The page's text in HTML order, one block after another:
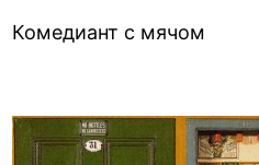
Комедиант с мячом